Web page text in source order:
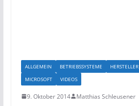
ALLGEMEIN BETRIEBSSYSTEME HERSTELLER
MICROSOFT
VIDEOS
9. Oktober 2014 Matthias Schleusener